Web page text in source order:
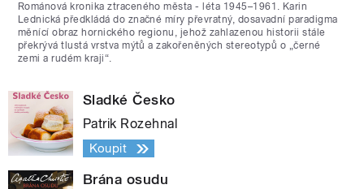
Románová kronika ztraceného města - léta 1945–1961. Karin
Lednická předkládá do značné míry převratný, dosavadní paradigma
měnící obraz hornického regionu, jehož zahlazenou historii stále
překrývá tlustá vrstva mýtů a zakořeněných stereotypů o „černé
zemi a rudém kraji“.
Sladké Česko
Patrik Rozehnal
Koupit
Brána osudu